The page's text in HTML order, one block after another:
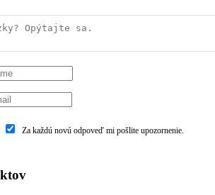
Za každú novú odpoveď mi pošlite upozornenie.